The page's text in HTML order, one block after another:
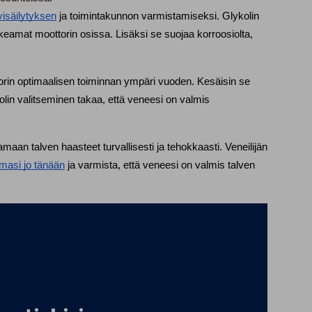
ja toimintakunnon varmistamiseksi. Glykolin
moottorin osissa. Lisäksi se suojaa korroosiolta,
optimaalisen toiminnan ympäri vuoden. Kesäisin se
valitseminen takaa, että veneesi on valmis
talven haasteet turvallisesti ja tehokkaasti. Veneilijän
jo tänään ja varmista, että veneesi on valmis talven